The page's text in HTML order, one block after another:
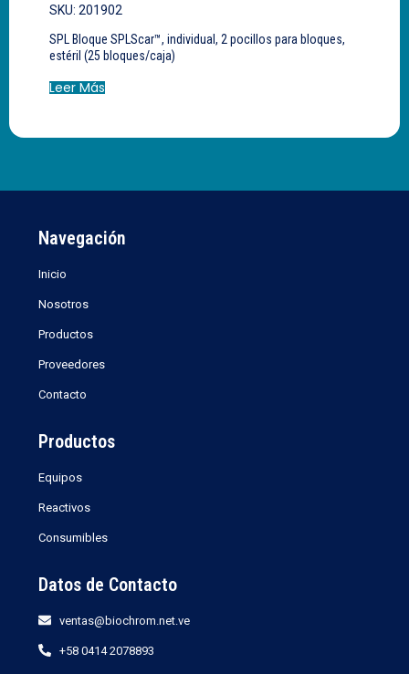
SKU: 201902
SPL Bloque SPLScar™, individual, 2 pocillos para bloques,
estéril (25 bloques/caja)
Leer Más
Navegación
Inicio
Nosotros
Productos
Proveedores
Contacto
Productos
Equipos
Reactivos
Consumibles
Datos de Contacto
ventas@biochrom.net.ve
+58 0414 2078893